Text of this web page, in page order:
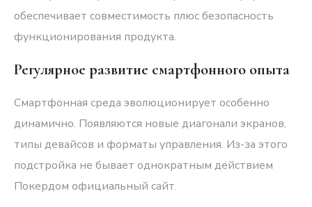
обеспечивает совместимость плюс безопасность
функционирования продукта.
Регулярное развитие смартфонного опыта
Смартфонная среда эволюционирует особенно
динамично. Появляются новые диагонали экранов,
типы девайсов и форматы управления. Из-за этого
подстройка не бывает однократным действием
Покердом официальный сайт.